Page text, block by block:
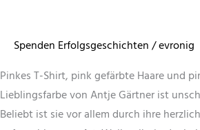
Spenden Erfolgsgeschichten /evronig
Pinkes T-Shirt, pink gefärbte Haare und
Lieblingsfarbe von Antje Gärtner ist
Beliebt ist sie vor allem durch ihre